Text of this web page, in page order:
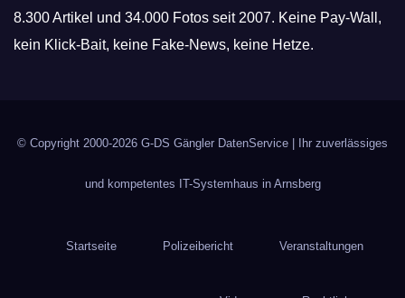
8.300 Artikel und 34.000 Fotos seit 2007. Keine Pay-Wall,
kein Klick-Bait, keine Fake-News, keine Hetze.
© Copyright 2000-2026 G-DS Gängler DatenService | Ihr zuverlässiges
und kompetentes IT-Systemhaus in Arnsberg
Startseite Polizeibericht Veranstaltungen